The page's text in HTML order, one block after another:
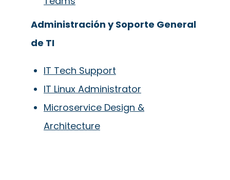
Administración y Soporte General
de TI
IT Tech Support
IT Linux Administrator
Microservice Design &
Architecture